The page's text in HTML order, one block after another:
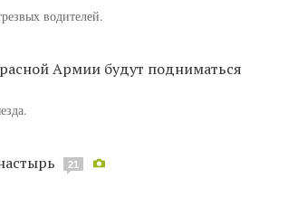
водителей.
Армии будут подниматься
21